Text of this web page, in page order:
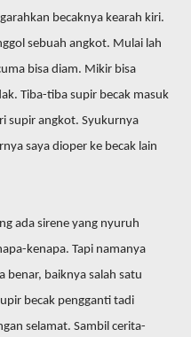
becaknya kearah kiri.
sebuah angkot. Mulai lah
bisa diam. Mikir bisa
Tiba-tiba supir becak masuk
supir angkot. Syukurnya
saya dioper ke becak lain
ada sirene yang nyuruh
kenapa. Tapi namanya
benar, baiknya salah satu
becak pengganti tadi
selamat. Sambil cerita-